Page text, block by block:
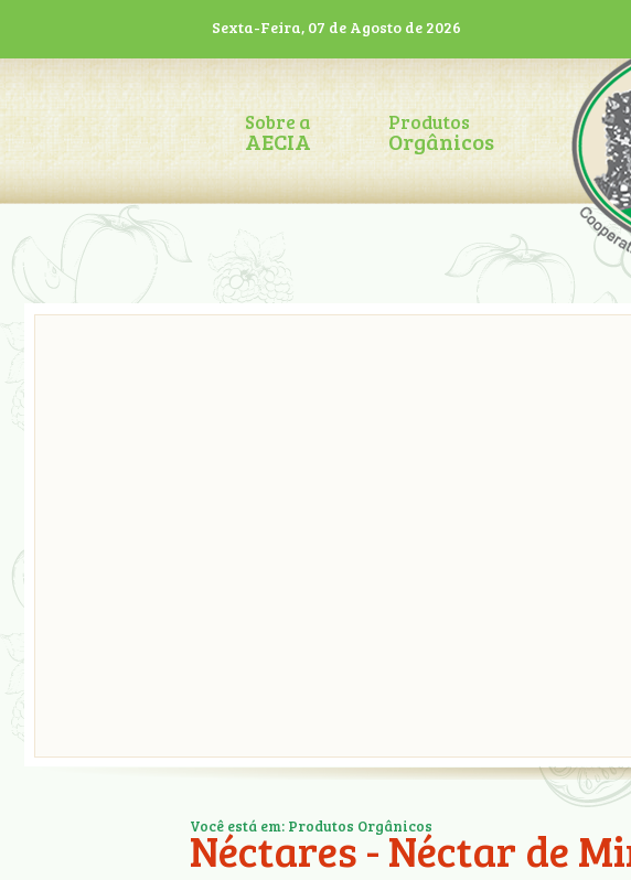
Sexta-Feira, 07 de Agosto de 2026
Sobre a
AECIA
Produtos
Orgânicos
Você está em: Produtos Orgânicos
Néctares - Néctar de